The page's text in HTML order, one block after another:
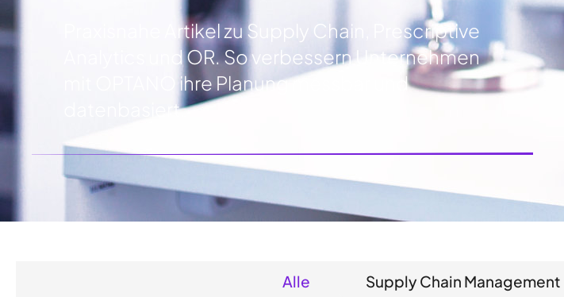
Praxisnahe Artikel zu Supply Chain, Prescriptive
Analytics und OR. So verbessern Unternehmen
mit OPTANO ihre Planung messbar und
datenbasiert.
Alle Supply Chain Management